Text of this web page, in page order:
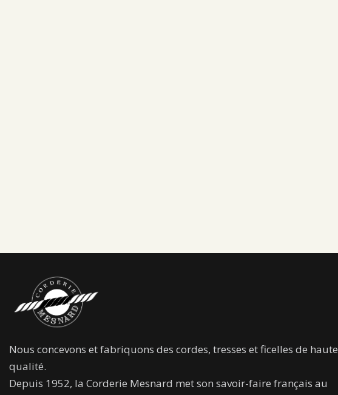
Nous concevons et fabriquons des cordes, tresses et ficelles de haute
qualité.
Depuis 1952, la Corderie Mesnard met son savoir-faire français au